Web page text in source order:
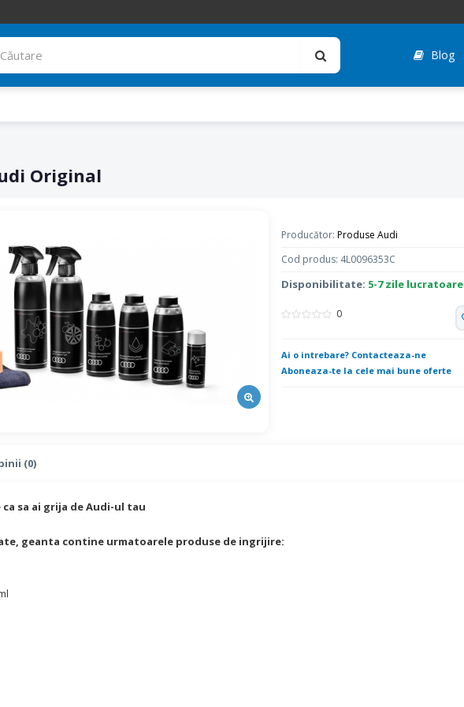
Blog
Original
Producător: Produse Audi
Cod produs: 4L0096353C
Disponibilitate: 5-7 zile lucratoare
0
Ai o intrebare? Contacteaza-ne
Aboneaza-te la cele mai bune oferte
(0)
sa ai grija de Audi-ul tau
geanta contine urmatoarele produse de ingrijire: